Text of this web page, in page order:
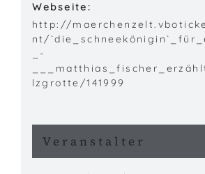
Webseite:
http://
nt/
_-
lzgrotte/141999
Veranstalter